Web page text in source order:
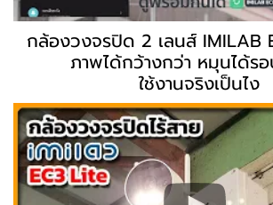
กล้องวงจรปิด 2 เลนส์ IMILAB
ภาพได้กว้างกว่า หมุนได้ร
ใช้งานจริงเป็นไง